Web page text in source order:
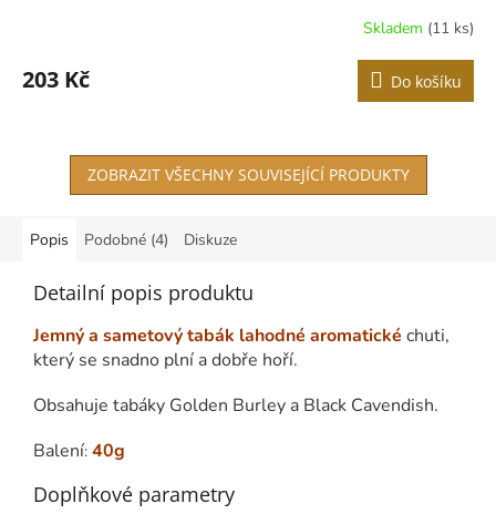
Skladem (11 ks)
203 Kč Do košíku
ZOBRAZIT VŠECHNY SOUVISEJÍCÍ PRODUKTY
Popis Podobné (4) Diskuze
Detailní popis produktu
Jemný a sametový tabák lahodné aromatické chuti,
který se snadno plní a dobře hoří.
Obsahuje tabáky Golden Burley a Black Cavendish.
Balení: 40g
Doplňkové parametry